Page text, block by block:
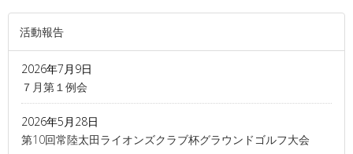
活動報告
2026年7月9日
７月第１例会
2026年5月28日
第10回常陸太田ライオンズクラブ杯グラウンドゴルフ大会